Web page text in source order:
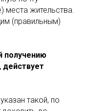
места жительства.
(правильным)
получению
такой, по